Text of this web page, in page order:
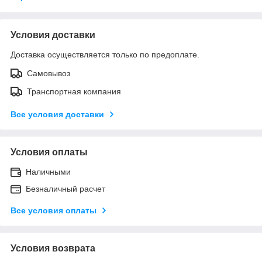
Условия доставки
Доставка осуществляется только по предоплате.
Самовывоз
Транспортная компания
Все условия доставки
Условия оплаты
Наличными
Безналичный расчет
Все условия оплаты
Условия возврата